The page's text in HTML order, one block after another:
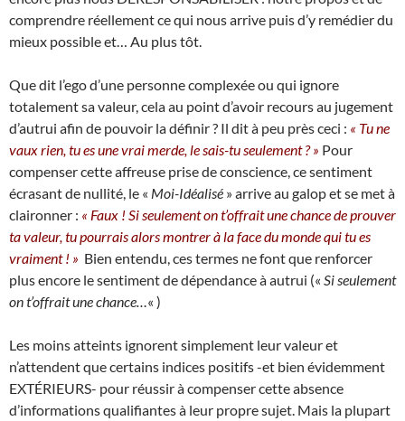
comprendre réellement ce qui nous arrive puis d’y remédier du
mieux possible et… Au plus tôt.
Que dit l’ego d’une personne complexée ou qui ignore
totalement sa valeur, cela au point d’avoir recours au jugement
d’autrui afin de pouvoir la définir ? Il dit à peu près ceci : « Tu ne
vaux rien, tu es une vrai merde, le sais-tu seulement ? » Pour
compenser cette affreuse prise de conscience, ce sentiment
écrasant de nullité, le « Moi-Idéalisé » arrive au galop et se met à
claironner : « Faux ! Si seulement on t’offrait une chance de prouver
ta valeur, tu pourrais alors montrer à la face du monde qui tu es
vraiment ! » Bien entendu, ces termes ne font que renforcer
plus encore le sentiment de dépendance à autrui (« Si seulement
on t’offrait une chance… « )
Les moins atteints ignorent simplement leur valeur et
n’attendent que certains indices positifs -et bien évidemment
EXTÉRIEURS- pour réussir à compenser cette absence
d’informations qualifiantes à leur propre sujet. Mais la plupart